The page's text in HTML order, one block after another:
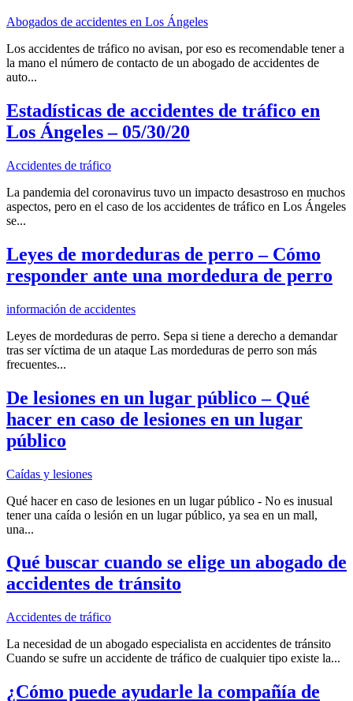
Abogados de accidentes en Los Ángeles
Los accidentes de tráfico no avisan, por eso es recomendable tener a
la mano el número de contacto de un abogado de accidentes de
auto...
Estadísticas de accidentes de tráfico en
Los Ángeles – 05/30/20
Accidentes de tráfico
La pandemia del coronavirus tuvo un impacto desastroso en muchos
aspectos, pero en el caso de los accidentes de tráfico en Los Ángeles
se...
Leyes de mordeduras de perro – Cómo
responder ante una mordedura de perro
información de accidentes
Leyes de mordeduras de perro. Sepa si tiene a derecho a demandar
tras ser víctima de un ataque Las mordeduras de perro son más
frecuentes...
De lesiones en un lugar público – Qué
hacer en caso de lesiones en un lugar
público
Caídas y lesiones
Qué hacer en caso de lesiones en un lugar público - No es inusual
tener una caída o lesión en un lugar público, ya sea en un mall,
una...
Qué buscar cuando se elige un abogado de
accidentes de tránsito
Accidentes de tráfico
La necesidad de un abogado especialista en accidentes de tránsito
Cuando se sufre un accidente de tráfico de cualquier tipo existe la...
¿Cómo puede ayudarle la compañía de